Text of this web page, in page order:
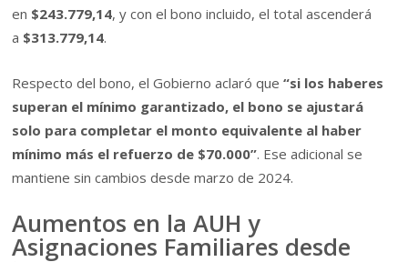
en $243.779,14, y con el bono incluido, el total ascenderá
a $313.779,14.
Respecto del bono, el Gobierno aclaró que“si los haberes
superan el mínimo garantizado, el bono se ajustará
solo para completar el monto equivalente al haber
mínimo más el refuerzo de $70.000”. Ese adicional se
mantiene sin cambios desde marzo de 2024.
Aumentos en la AUH y
Asignaciones Familiares desde